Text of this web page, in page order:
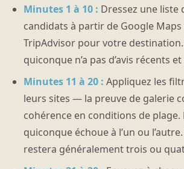
Minutes 1 à 10 : Dressez une liste
candidats à partir de Google Maps
TripAdvisor pour votre
quiconque n’a pas d’avis récents
Minutes 11 à 20 : Appliquez les
leurs sites — la preuve de galerie
cohérence en conditions de plage.
quiconque échoue à l’un ou
restera généralement trois ou